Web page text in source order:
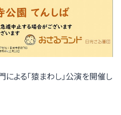
よる「猿まわし」公演を開催し